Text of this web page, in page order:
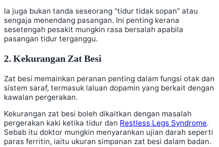
Ia juga bukan tanda seseorang “tidur tidak sopan” atau
sengaja menendang pasangan. Ini penting kerana
sesetengah pesakit mungkin rasa bersalah apabila
pasangan tidur terganggu.
2. Kekurangan Zat Besi
Zat besi memainkan peranan penting dalam fungsi otak dan
sistem saraf, termasuk laluan dopamin yang berkait dengan
kawalan pergerakan.
Kekurangan zat besi boleh dikaitkan dengan masalah
pergerakan kaki ketika tidur dan Restless Legs Syndrome.
Sebab itu doktor mungkin menyarankan ujian darah seperti
paras ferritin, iaitu ukuran simpanan zat besi dalam badan.